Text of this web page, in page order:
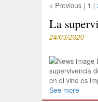
< Previous | 1 |
La
24/03/2020
See more